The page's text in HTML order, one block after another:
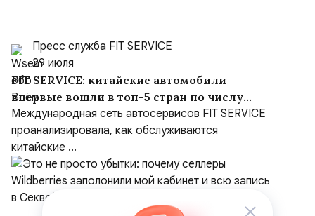
Пресс служба FIT SERVICE
29 июля
FIT SERVICE: китайские автомобили
впервые вошли в топ-5 стран по числу
визитов на СТО
Международная сеть автосервисов FIT SERVICE
проанализировала, как обслуживаются
китайские ...